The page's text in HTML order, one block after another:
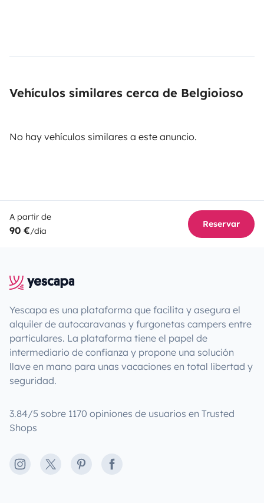
Vehículos similares cerca de Belgioioso
No hay vehículos similares a este anuncio.
A partir de
90 €/día
Reservar
Yescapa es una plataforma que facilita y asegura el
alquiler de autocaravanas y furgonetas campers entre
particulares. La plataforma tiene el papel de
intermediario de confianza y propone una solución
llave en mano para unas vacaciones en total libertad y
seguridad.
3.84/5 sobre 1170 opiniones de usuarios en Trusted
Shops
Instagram
X PinterestFacebook